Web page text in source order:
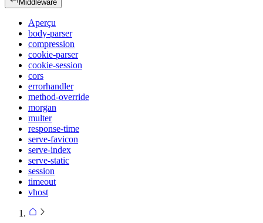
Middleware
Aperçu
body-parser
compression
cookie-parser
cookie-session
cors
errorhandler
method-override
morgan
multer
response-time
serve-favicon
serve-index
serve-static
session
timeout
vhost